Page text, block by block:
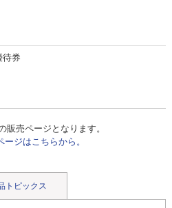
待券
販売ページとなります。
ジはこちらから。
トピックス